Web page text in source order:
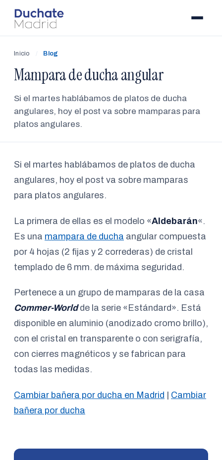
Inicio / Blog
Mampara de ducha angular
Si el martes hablábamos de platos de ducha
angulares, hoy el post va sobre mamparas para
platos angulares.
Si el martes hablábamos de platos de ducha
angulares, hoy el post va sobre mamparas
para platos angulares.
La primera de ellas es el modelo «Aldebarán«.
Es una mampara de ducha angular compuesta
por 4 hojas (2 fijas y 2 correderas) de cristal
templado de 6 mm. de máxima seguridad.
Pertenece a un grupo de mamparas de la casa
Commer-Worldde la serie «Estándard». Está
disponible en aluminio (anodizado cromo brillo),
con el cristal en transparente o con serigrafía,
con cierres magnéticos y se fabrican para
todas las medidas.
Cambiar bañera por ducha en Madrid
Cambiar
bañera por ducha